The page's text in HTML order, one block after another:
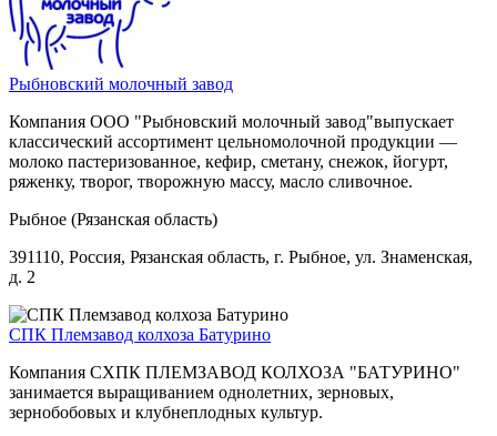
Рыбновский молочный завод
Компания ООО "Рыбновский молочный завод"выпускает
классический ассортимент цельномолочной продукции —
молоко пастеризованное, кефир, сметану, снежок, йогурт,
ряженку, творог, творожную массу, масло сливочное.
Рыбное (Рязанская область)
391110, Россия, Рязанская область, г. Рыбное, ул. Знаменская,
д. 2
СПК Племзавод колхоза Батурино
Компания СХПК ПЛЕМЗАВОД КОЛХОЗА "БАТУРИНО"
занимается выращиванием однолетних, зерновых,
зернобобовых и клубнеплодных культур.